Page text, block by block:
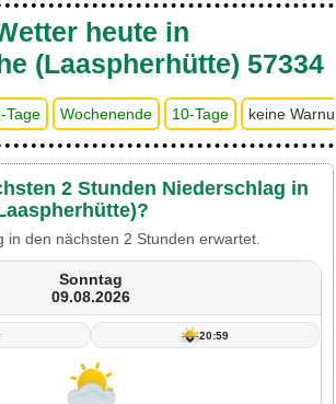
heute in
(Laaspherhütte) 57334
Tage Wochenende 10-Tage keine
2 Stunden Niederschlag in
den nächsten 2 Stunden erwartet.
Sonntag
09.08.2026
20:59